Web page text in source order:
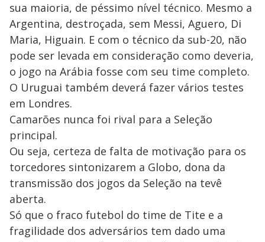
sua maioria, de péssimo nível técnico. Mesmo a
Argentina, destroçada, sem Messi, Aguero, Di
Maria, Higuain. E com o técnico da sub-20, não
pode ser levada em consideração como deveria,
o jogo na Arábia fosse com seu time completo.
O Uruguai também deverá fazer vários testes
em Londres.
Camarões nunca foi rival para a Seleção
principal.
Ou seja, certeza de falta de motivação para os
torcedores sintonizarem a Globo, dona da
transmissão dos jogos da Seleção na tevê
aberta.
Só que o fraco futebol do time de Tite e a
fragilidade dos adversários tem dado uma